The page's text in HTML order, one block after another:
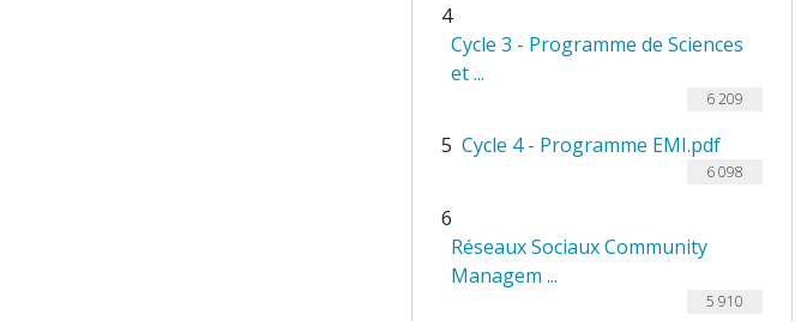
4
Cycle 3 - Programme de Sciences
et ...
6 209
5 Cycle 4 - Programme EMI.pdf
6 098
6
Réseaux Sociaux Community
Managem ...
5 910